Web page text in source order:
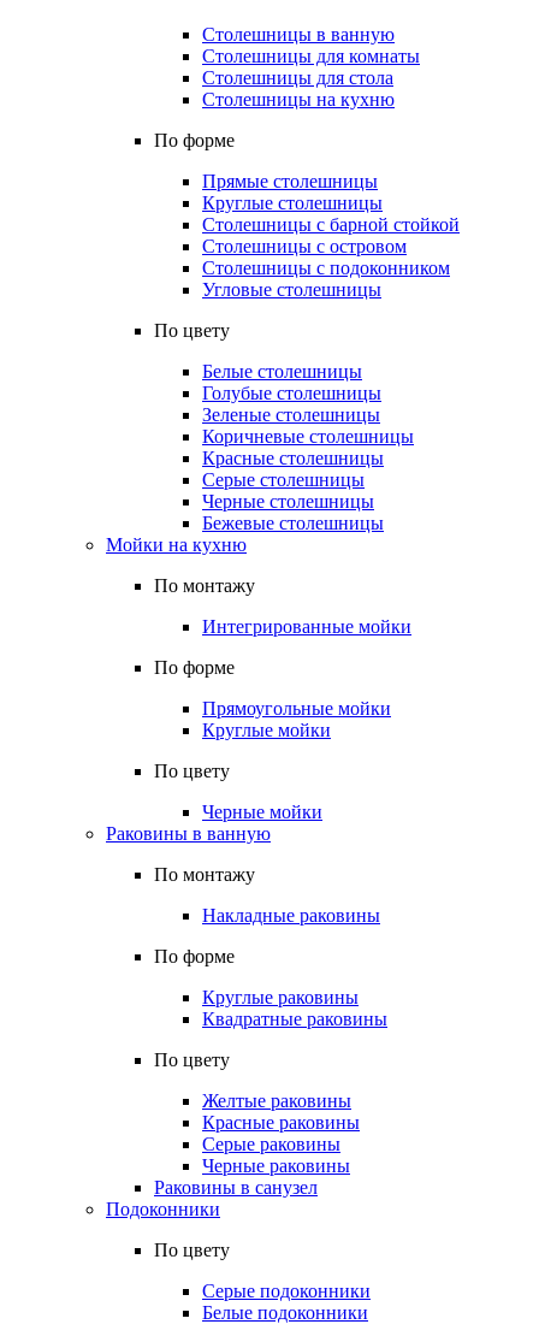
Столешницы в ванную
Столешницы для комнаты
Столешницы для стола
Столешницы на кухню
По форме
Прямые столешницы
Круглые столешницы
Столешницы с барной стойкой
Столешницы с островом
Столешницы с подоконником
Угловые столешницы
По цвету
Белые столешницы
Голубые столешницы
Зеленые столешницы
Коричневые столешницы
Красные столешницы
Серые столешницы
Черные столешницы
Бежевые столешницы
Мойки на кухню
По монтажу
Интегрированные мойки
По форме
Прямоугольные мойки
Круглые мойки
По цвету
Черные мойки
Раковины в ванную
По монтажу
Накладные раковины
По форме
Круглые раковины
Квадратные раковины
По цвету
Желтые раковины
Красные раковины
Серые раковины
Черные раковины
Раковины в санузел
Подоконники
По цвету
Серые подоконники
Белые подоконники